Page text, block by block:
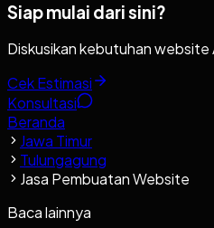
Siap mulai dari sini?
Diskusikan kebutuhan website
Cek Estimasi
Konsultasi
Beranda
Jawa Timur
Tulungagung
Jasa Pembuatan Website
Baca lainnya